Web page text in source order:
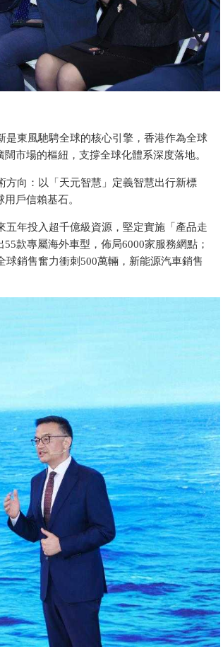
東風馳騁全球的核心引擎，香港作為全球
市場的樞紐，支撐全球化體系深度落地。
方向：以「天元智慧」定義智慧出行新標
戶信賴基石。
年投入超千億級資源，堅定實施「產品走
款專屬海外車型，佈局6000家服務網點；
銷售奮力衝刺500萬輛，新能源汽車銷售